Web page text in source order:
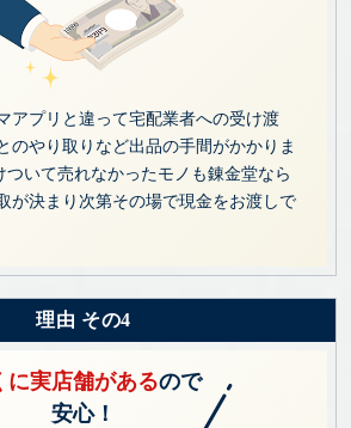
アプリと違って宅配業者への受け渡
のやり取りなど出品の手間がかかりま
ついて売れなかったモノも錬金堂なら
が決まり次第その場で現金をお渡しで
理由 その4
に実店舗があるので
安心！